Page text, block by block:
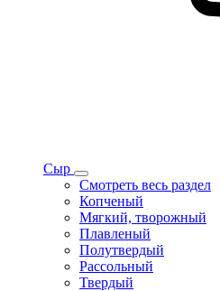
Сыр
Смотреть весь раздел
Копченый
Мягкий, творожный
Плавленый
Полутвердый
Рассольный
Твердый